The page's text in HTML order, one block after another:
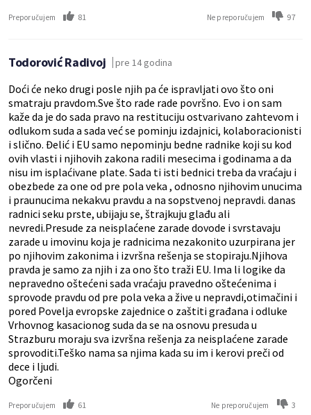
Preporučujem 81 Ne preporučujem 97
Todorović Radivoj pre 14 godina
Doći će neko drugi posle njih pa će ispravljati ovo što oni
smatraju pravdom.Sve što rade rade površno. Evo i on sam
kaže da je do sada pravo na restituciju ostvarivano zahtevom i
odlukom suda a sada već se pominju izdajnici, kolaboracionisti
i slično. Đelić i EU samo nepominju bedne radnike koji su kod
ovih vlasti i njihovih zakona radili mesecima i godinama a da
nisu im isplaćivane plate. Sada ti isti bednici treba da vraćaju i
obezbede za one od pre pola veka , odnosno njihovim unucima
i praunucima nekakvu pravdu a na sopstvenoj nepravdi. danas
radnici seku prste, ubijaju se, štrajkuju glađu ali
nevredi.Presude za neisplaćene zarade dovode i svrstavaju
zarade u imovinu koja je radnicima nezakonito uzurpirana jer
po njihovim zakonima i izvršna rešenja se stopiraju.Njihova
pravda je samo za njih i za ono što traži EU. Ima li logike da
nepravedno oštećeni sada vraćaju pravedno oštećenima i
sprovode pravdu od pre pola veka a žive u nepravdi,otimačini i
pored Povelja evropske zajednice o zaštiti građana i odluke
Vrhovnog kasacionog suda da se na osnovu presuda u
Strazburu moraju sva izvršna rešenja za neisplaćene zarade
sprovoditi.Teško nama sa njima kada su im i kerovi preči od
dece i ljudi.
Ogorčeni
Preporučujem 61 Ne preporučujem 3